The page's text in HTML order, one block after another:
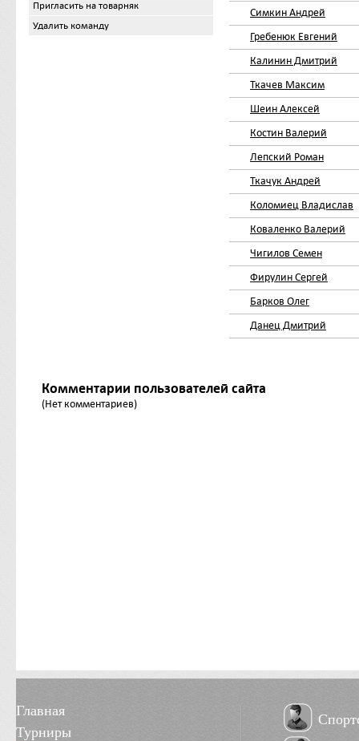
Пригласить на товарняк
Удалить команду
Симкин Андрей
Гребенюк Евгений
Калинин Дмитрий
Ткачев Максим
Шеин Алексей
Костин Валерий
Лепский Роман
Ткачук Андрей
Коломиец Владислав
Коваленко Валерий
Чигилов Семен
Фирулин Сергей
Барков Олег
Данец Дмитрий
Комментарии пользователей сайта
(Нет комментариев)
Главная
Турниры